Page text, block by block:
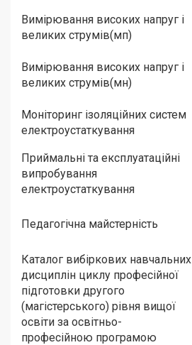
Вимірювання високих напруг і
великих струмів(мп)
Вимірювання високих напруг і
великих струмів(мн)
Моніторинг ізоляційних систем
електроустаткування
Приймальні та експлуатаційні
випробування
електроустаткування
Педагогічна майстерність
Каталог вибіркових навчальних
дисциплін циклу професійної
підготовки другого
(магістерського) рівня вищої
освіти за освітньо-
професійною програмою